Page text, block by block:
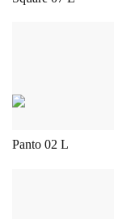
Panto 02 L